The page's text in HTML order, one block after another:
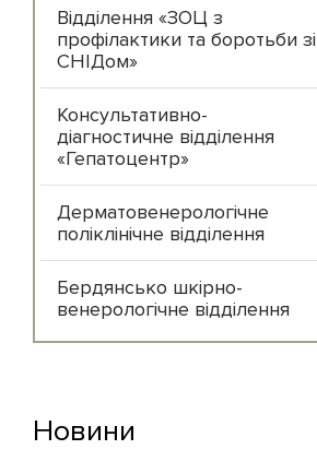
Відділення «ЗОЦ з
профілактики та боротьби зі
СНІДом»
Консультативно-
діагностичне відділення
«Гепатоцентр»
Дерматовенерологічне
поліклінічне відділення
Бердянсько шкірно-
венерологічне відділення
Новини